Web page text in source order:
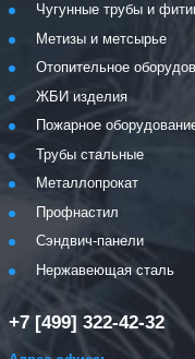
Чугунные трубы и
Метизы и метсырье
Отопительное
ЖБИ изделия
Пожарное
Трубы стальные
Металлопрокат
Профнастил
Сэндвич-панели
Нержавеющая сталь
+7 [499] 322-42-32